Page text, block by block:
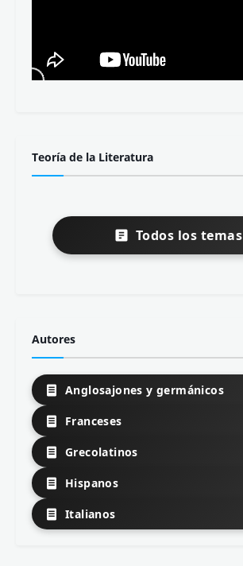
Teoría de la Literatura
Todos los temas
Autores
Anglosajones y germánicos
Franceses
Grecolatinos
Hispanos
Italianos